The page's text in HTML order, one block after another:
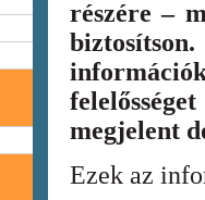
részére –
megjelent
Ezek az